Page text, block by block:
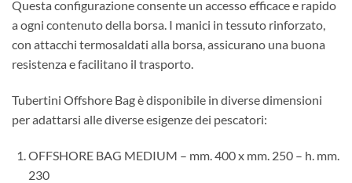
Questa configurazione consente un accesso efficace e rapido
a ogni contenuto della borsa. I manici in tessuto rinforzato,
con attacchi termosaldati alla borsa, assicurano una buona
resistenza e facilitano il trasporto.
Tubertini Offshore Bag è disponibile in diverse dimensioni
per adattarsi alle diverse esigenze dei pescatori:
OFFSHORE BAG MEDIUM – mm. 400 x mm. 250 – h. mm.
230